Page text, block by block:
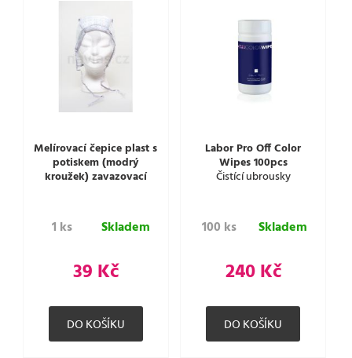
Melírovací čepice plast s
potiskem (modrý
kroužek) zavazovací
1 ks Skladem
39 Kč
Labor Pro Off Color
Wipes 100pcs
Čistící ubrousky
100 ks Skladem
240 Kč